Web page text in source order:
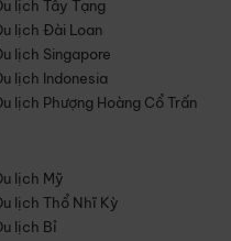
lịch Tây Tạng
lịch Đài Loan
lịch Singapore
lịch Indonesia
lịch Phượng Hoàng Cổ Trấn
lịch Mỹ
lịch Thổ Nhĩ Kỳ
lịch Bỉ